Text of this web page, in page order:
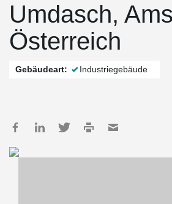
Umdasch,
Österreich
Gebäudeart: Industriegebäude